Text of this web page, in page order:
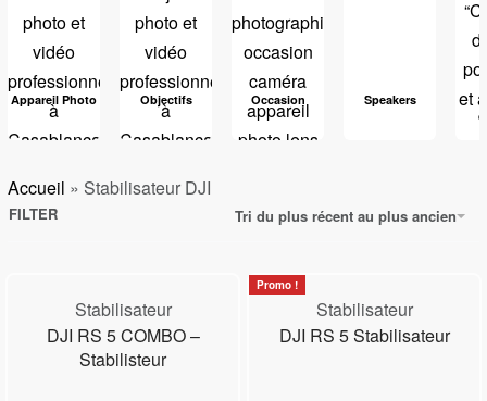
Appareil Photo Objectifs Occasion Speakers
Accueil » Stabilisateur DJI
Tri du plus récent au plus ancien
FILTER
Stabilisateur
DJI RS 5 COMBO –
Stabilisteur
Promo !
Stabilisateur
DJI RS 5 Stabilisateur